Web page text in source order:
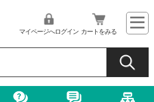
マイページへログイン カートをみる